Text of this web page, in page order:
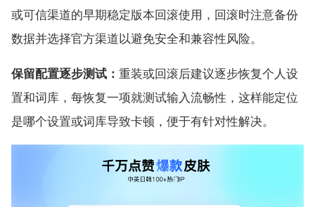
或可信渠道的早期稳定版本回滚使用，回滚时注意备份
数据并选择官方渠道以避免安全和兼容性风险。
保留配置逐步测试： 重装或回滚后建议逐步恢复个人设
置和词库，每恢复一项就测试输入流畅性，这样能定位
是哪个设置或词库导致卡顿，便于有针对性解决。